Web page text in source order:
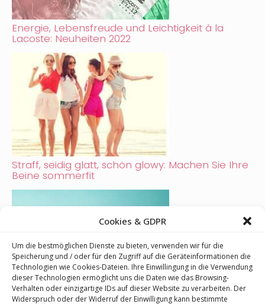
Cookies & GDPR
Um die bestmöglichen Dienste zu bieten, verwenden wir für die
Speicherung und / oder für den Zugriff auf die Geräteinformationen die
Technologien wie Cookies-Dateien. Ihre Einwillingung in die Verwendung
dieser Technologien ermöglicht uns die Daten wie das Browsing-
Verhalten oder einzigartige IDs auf dieser Website zu verarbeiten. Der
Widerspruch oder der Widerruf der Einwilligung kann bestimmte
Energie, Lebensfreude und Leichtigkeit à la
Lacoste: Neuheiten 2022
Straff, seidig glatt, schön glowy: Machen Sie Ihre
Beine sommerfit